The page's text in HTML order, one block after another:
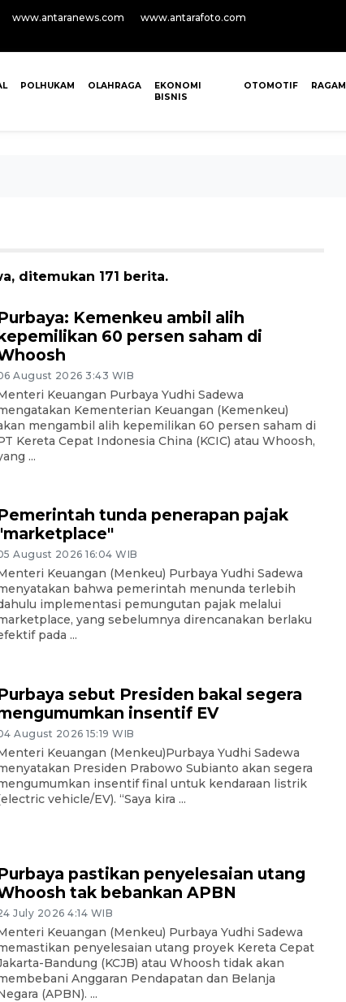
www.antaranews.com www.antarafoto.com
POLHUKAM OLAHRAGA
EKONOMI
BISNIS
OTOMOTIF RAGAM
ditemukan 171 berita.
Kemenkeu ambil alih
60 persen saham di
August 2026 3:43 WIB
Keuangan Purbaya Yudhi Sadewa
Kementerian Keuangan (Kemenkeu)
mengambil alih kepemilikan 60 persen saham di
Kereta Cepat Indonesia China (KCIC) atau Whoosh,
...
tunda penerapan pajak
August 2026 16:04 WIB
Keuangan (Menkeu) Purbaya Yudhi Sadewa
bahwa pemerintah menunda terlebih
implementasi pemungutan pajak melalui
yang sebelumnya direncanakan berlaku
pada ...
sebut Presiden bakal segera
insentif EV
August 2026 15:19 WIB
Keuangan (Menkeu)Purbaya Yudhi Sadewa
Presiden Prabowo Subianto akan segera
insentif final untuk kendaraan listrik
vehicle/EV). “Saya kira ...
pastikan penyelesaian utang
tak bebankan APBN
July 2026 4:14 WIB
Keuangan (Menkeu) Purbaya Yudhi Sadewa
penyelesaian utang proyek Kereta Cepat
Bandung (KCJB) atau Whoosh tidak akan
Anggaran Pendapatan dan Belanja
(APBN). ...